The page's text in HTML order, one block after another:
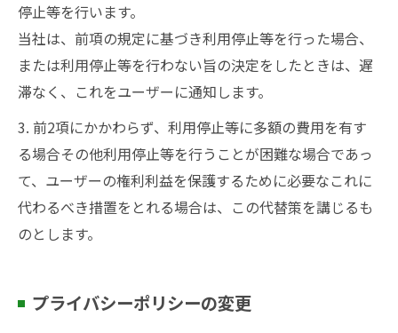
停止等を行います。
当社は、前項の規定に基づき利用停止等を行った場合、
または利用停止等を行わない旨の決定をしたときは、遅
滞なく、これをユーザーに通知します。
3. 前2項にかかわらず、利用停止等に多額の費用を有す
る場合その他利用停止等を行うことが困難な場合であっ
て、ユーザーの権利利益を保護するために必要なこれに
代わるべき措置をとれる場合は、この代替策を講じるも
のとします。
プライバシーポリシーの変更